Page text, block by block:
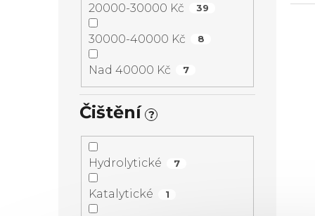
20000-30000 Kč 39
30000-40000 Kč 8
Nad 40000 Kč 7
Čištění ?
Hydrolytické 7
Katalytické 1